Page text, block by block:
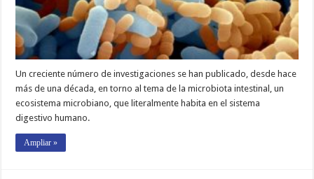
Un creciente número de investigaciones se han publicado, desde hace
más de una década, en torno al tema de la microbiota intestinal, un
ecosistema microbiano, que literalmente habita en el sistema
digestivo humano.
Ampliar »